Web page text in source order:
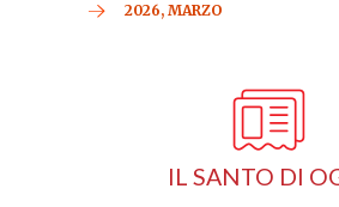
2026, MARZO
IL SANTO DI